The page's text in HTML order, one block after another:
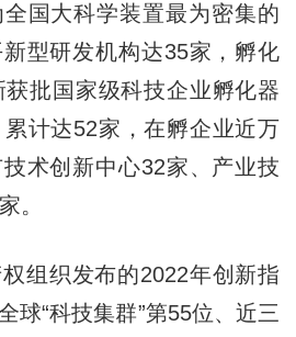
国大科学装置最为密集的
型研发机构达35家，孵化
批国家级科技企业孵化器
计达52家，在孵企业近万
术创新中心32家、产业技
。
织发布的2022年创新指
球“科技集群”第55位、近三